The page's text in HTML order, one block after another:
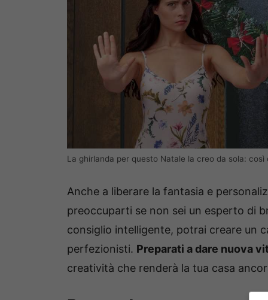
La ghirlanda per questo Natale la creo da sola:
Anche a liberare la fantasia e
preoccuparti se non sei un esperto di
consiglio intelligente, potrai creare un
perfezionisti. Preparati a dare nuova
creatività che renderà la tua casa